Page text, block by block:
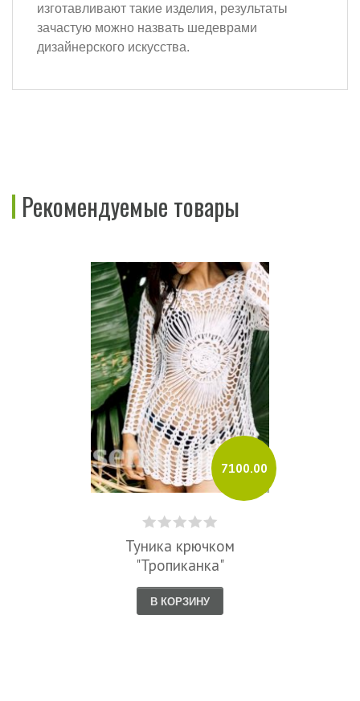
изготавливают такие изделия, результаты
зачастую можно назвать шедеврами
дизайнерского искусства.
Рекомендуемые товары
7100.00
Туника крючком
"Тропиканка"
В КОРЗИНУ